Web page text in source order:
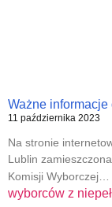
Ważne
11 października 2023
Na stronie
Lublin
Komisji Wyborczej…
wyborców z